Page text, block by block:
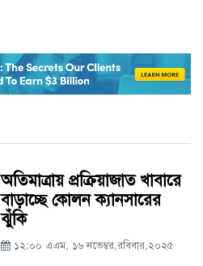
অতিমাত্রায় প্রক্রিয়াজাত খাবারে
বাড়াচ্ছে কোলন ক্যানসারের
ঝুঁকি
১২:০০ এএম, ১৬ নভেম্বর,রবিবার,২০২৫